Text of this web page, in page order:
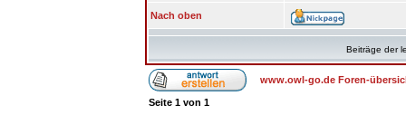
Nach oben
Beiträge der
www.owl-go.de Foren-
Seite 1 von 1